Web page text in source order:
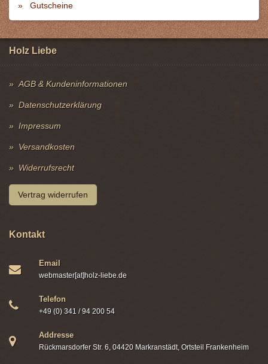
Gutscheine
Holz Liebe
AGB & Kundeninformationen
Datenschutzerklärung
Impressum
Versandkosten
Widerrufsrecht
Vertrag widerrufen
Kontakt
Email
webmaster[at]holz-liebe.de
Telefon
+49 (0) 341 / 94 200 54
Addresse
Rückmarsdorfer Str. 6, 04420 Markranstädt, Ortsteil Frankenheim